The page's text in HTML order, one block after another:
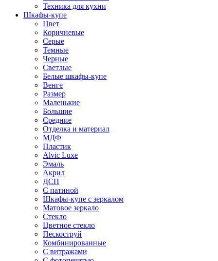
Техника для кухни
Шкафы-купе
Цвет
Коричневые
Серые
Темные
Черные
Светлые
Белые шкафы-купе
Венге
Размер
Маленькие
Большие
Средние
Отделка и материал
МДФ
Пластик
Alvic Luxe
Эмаль
Акрил
ДСП
С патиной
Шкафы-купе с зеркалом
Матовое зеркало
Стекло
Цветное стекло
Пескоструй
Комбинированные
С витражами